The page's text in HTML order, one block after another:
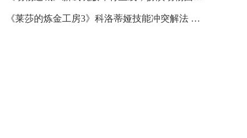
《莱莎的炼金工房3》科洛蒂娅技能冲突解法 科洛蒂娅隐者软膏任务解决方法_世界聚看点